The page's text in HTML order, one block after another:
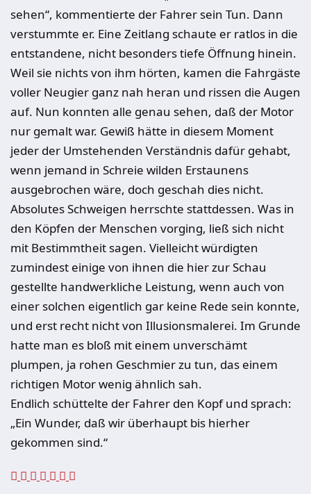
sehen“, kommentierte der Fahrer sein Tun. Dann
verstummte er. Eine Zeitlang schaute er ratlos in die
entstandene, nicht besonders tiefe Öffnung hinein.
Weil sie nichts von ihm hörten, kamen die Fahrgäste
voller Neugier ganz nah heran und rissen die Augen
auf. Nun konnten alle genau sehen, daß der Motor
nur gemalt war. Gewiß hätte in diesem Moment
jeder der Umstehenden Verständnis dafür gehabt,
wenn jemand in Schreie wilden Erstaunens
ausgebrochen wäre, doch geschah dies nicht.
Absolutes Schweigen herrschte stattdessen. Was in
den Köpfen der Menschen vorging, ließ sich nicht
mit Bestimmtheit sagen. Vielleicht würdigten
zumindest einige von ihnen die hier zur Schau
gestellte handwerkliche Leistung, wenn auch von
einer solchen eigentlich gar keine Rede sein konnte,
und erst recht nicht von Illusionsmalerei. Im Grunde
hatte man es bloß mit einem unverschämt
plumpen, ja rohen Geschmier zu tun, das einem
richtigen Motor wenig ähnlich sah.
Endlich schüttelte der Fahrer den Kopf und sprach:
„Ein Wunder, daß wir überhaupt bis hierher
gekommen sind.“